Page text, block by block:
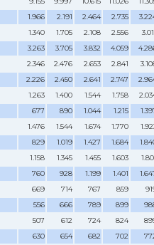
1.966 2.191 2.464 2.735
1.340 1.705 2.108 2.556
3.263 3.705 3.832 4.059
2.346 2.476 2.653 2.841
2.226 2.450 2.641 2.747
1.263 1.400 1.544 1.758
677 890 1.044 1.215
1.476 1.544 1.674 1.770
829 1.019 1.427 1.684
1.158 1.345 1.455 1.603
760 928 1.199 1.401
669 714 767 859
556 666 789 899
507 612 724 824
630 654 682 702